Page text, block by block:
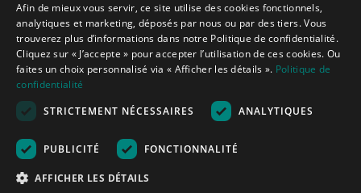
À PROPOS DE NOUS
Amagard.com (Kranendonk B.V.) Aucun texte ou photo de ce site web ne
Nederland|Deutschland België|Belgique |España
Kingdom
ENGLISH
DUTCH
GERMAN
Afin de mieux vous servir, ce site utilise des cookies fonctionnels,
analytiques et marketing, déposés par nous ou par des tiers. Vous
trouverez plus d’informations dans notre Politique de confidentialité.
Cliquez sur « J’accepte » pour accepter l’utilisation de ces cookies. Ou
faites un choix personnalisé via « Afficher les détails ». Politique de
confidentialité
STRICTEMENT NÉCESSAIRES
ANALYTIQUES
PUBLICITÉ FONCTIONNALITÉ
AFFICHER LES DÉTAILS